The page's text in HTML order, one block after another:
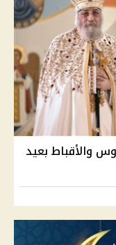
والأقباط بعيد